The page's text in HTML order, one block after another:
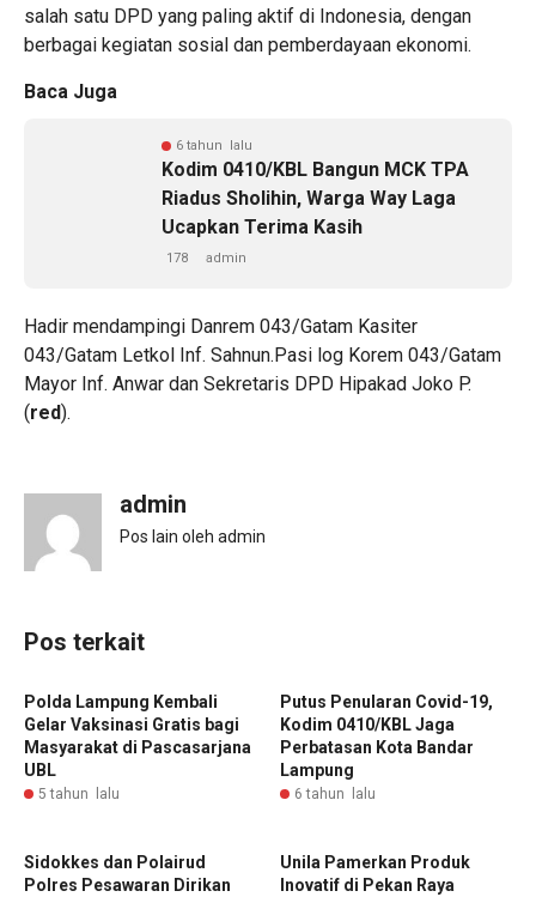
salah satu DPD yang paling aktif di Indonesia, dengan
berbagai kegiatan sosial dan pemberdayaan ekonomi.
Baca Juga
6 tahun lalu
Kodim 0410/KBL Bangun MCK TPA
Riadus Sholihin, Warga Way Laga
Ucapkan Terima Kasih
178 admin
Hadir mendampingi Danrem 043/Gatam Kasiter
043/Gatam Letkol Inf. Sahnun.Pasi log Korem 043/Gatam
Mayor Inf. Anwar dan Sekretaris DPD Hipakad Joko P.
(red).
admin
Pos lain oleh admin
Pos terkait
Polda Lampung Kembali
Gelar Vaksinasi Gratis bagi
Masyarakat di Pascasarjana
UBL
5 tahun lalu
Putus Penularan Covid-19,
Kodim 0410/KBL Jaga
Perbatasan Kota Bandar
Lampung
6 tahun lalu
Sidokkes dan Polairud
Polres Pesawaran Dirikan
Unila Pamerkan Produk
Inovatif di Pekan Raya